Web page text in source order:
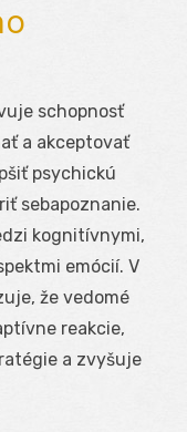
schopnosť
a akceptovať
psychickú
sebapoznanie.
kognitívnymi,
emócií. V
že vedomé
reakcie,
a zvyšuje